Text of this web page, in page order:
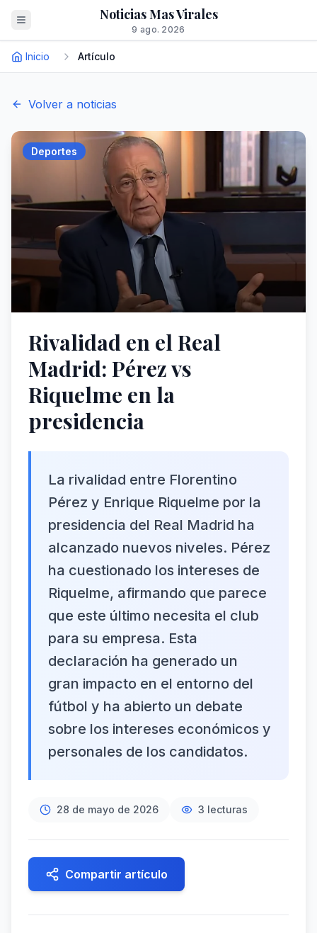
Noticias Mas Virales
9 ago. 2026
Inicio Artículo
Volver a noticias
Deportes
Rivalidad en el Real
Madrid: Pérez vs
Riquelme en la
presidencia
La rivalidad entre Florentino
Pérez y Enrique Riquelme por la
presidencia del Real Madrid ha
alcanzado nuevos niveles. Pérez
ha cuestionado los intereses de
Riquelme, afirmando que parece
que este último necesita el club
para su empresa. Esta
declaración ha generado un
gran impacto en el entorno del
fútbol y ha abierto un debate
sobre los intereses económicos y
personales de los candidatos.
28 de mayo de 2026 3 lecturas
Compartir artículo